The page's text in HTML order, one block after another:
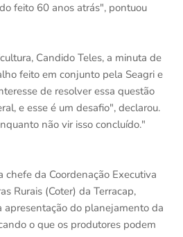
feito 60 anos atrás", pontuou
Candido Teles, a minuta de
feito em conjunto pela Seagri e
de resolver essa questão
e esse é um desafio", declarou.
não vir isso concluído."
da Coordenação Executiva
Rurais (Coter) da Terracap,
apresentação do planejamento da
o que os produtores podem